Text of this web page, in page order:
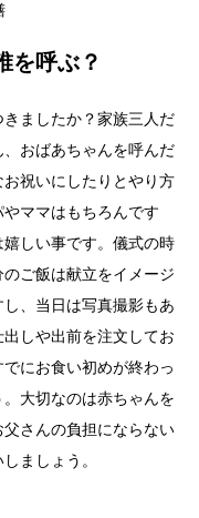
を呼ぶ？
ましたか？家族三人だ
おばあちゃんを呼んだ
祝いにしたりとやり方
ママはもちろんです
しい事です。儀式の時
ご飯は献立をイメージ
、当日は写真撮影もあ
しや出前を注文してお
にお食い初めが終わっ
大切なのは赤ちゃんを
さんの負担にならない
ましょう。